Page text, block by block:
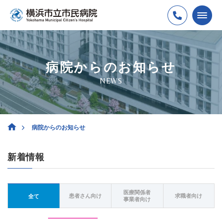
病院からのお知らせ
NEWS
病院からのお知らせ
新着情報
全て 患者さん向け
医療関係者
事業者向け
求職者向け